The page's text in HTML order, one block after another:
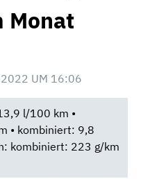
Monat
2022 UM 16:06
l/100 km •
• kombiniert: 9,8
kombiniert: 223 g/km